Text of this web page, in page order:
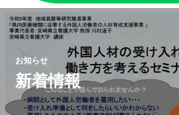
新着情報
お知らせ